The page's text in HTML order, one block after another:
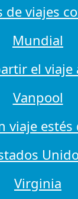
de viajes
Mundial
el viaje
Vanpool
viaje
Virginia